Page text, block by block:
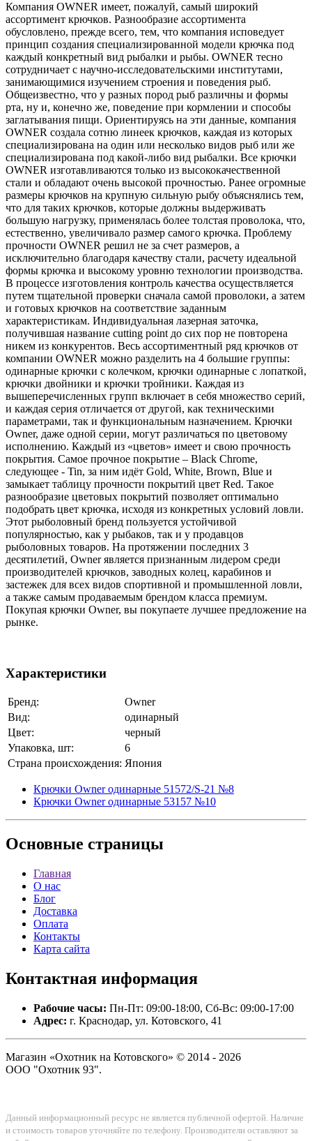
Компания OWNER имеет, пожалуй, самый широкий
ассортимент крючков. Разнообразие ассортимента
обусловлено, прежде всего, тем, что компания исповедует
принцип создания специализированной модели крючка под
каждый конкретный вид рыбалки и рыбы. OWNER тесно
сотрудничает с научно-исследовательскими институтами,
занимающимися изучением строения и поведения рыб.
Общеизвестно, что у разных пород рыб различны и формы
рта, ну и, конечно же, поведение при кормлении и способы
заглатывания пищи. Ориентируясь на эти данные, компания
OWNER создала сотню линеек крючков, каждая из которых
специализирована на один или несколько видов рыб или же
специализирована под какой-либо вид рыбалки. Все крючки
OWNER изготавливаются только из высококачественной
стали и обладают очень высокой прочностью. Ранее огромные
размеры крючков на крупную сильную рыбу объяснялись тем,
что для таких крючков, которые должны выдерживать
большую нагрузку, применялась более толстая проволока, что,
естественно, увеличивало размер самого крючка. Проблему
прочности OWNER решил не за счет размеров, а
исключительно благодаря качеству стали, расчету идеальной
формы крючка и высокому уровню технологии производства.
В процессе изготовления контроль качества осуществляется
путем тщательной проверки сначала самой проволоки, а затем
и готовых крючков на соответствие заданным
характеристикам. Индивидуальная лазерная заточка,
получившая название cutting point до сих пор не повторена
никем из конкурентов. Весь ассортиментный ряд крючков от
компании OWNER можно разделить на 4 большие группы:
одинарные крючки с колечком, крючки одинарные с лопаткой,
крючки двойники и крючки тройники. Каждая из
вышеперечисленных групп включает в себя множество серий,
и каждая серия отличается от другой, как техническими
параметрами, так и функциональным назначением. Крючки
Owner, даже одной серии, могут различаться по цветовому
исполнению. Каждый из «цветов» имеет и свою прочность
покрытия. Самое прочное покрытие – Black Chrome,
следующее - Tin, за ним идёт Gold, White, Brown, Blue и
замыкает таблицу прочности покрытий цвет Red. Такое
разнообразие цветовых покрытий позволяет оптимально
подобрать цвет крючка, исходя из конкретных условий ловли.
Этот рыболовный бренд пользуется устойчивой
популярностью, как у рыбаков, так и у продавцов
рыболовных товаров. На протяжении последних 3
десятилетий, Owner является признанным лидером среди
производителей крючков, заводных колец, карабинов и
застежек для всех видов спортивной и промышленной ловли,
а также самым продаваемым брендом класса премиум.
Покупая крючки Owner, вы покупаете лучшее предложение на
рынке.
Характеристики
Бренд:
Owner
Вид:
одинарный
Цвет:
черный
Упаковка, шт:
6
Страна происхождения: Япония
Крючки Owner одинарные 51572/S-21 №8
Крючки Owner одинарные 53157 №10
Основные страницы
Главная
О нас
Блог
Доставка
Оплата
Контакты
Карта сайта
Контактная информация
Рабочие часы: Пн-Пт: 09:00-18:00, Сб-Вс: 09:00-17:00
Адрес: г. Краснодар, ул. Котовского, 41
Магазин «Охотник на Котовского» © 2014 - 2026
ООО "Охотник 93".
Данный информационный ресурс не является публичной офертой. Наличие
и стоимость товаров уточняйте по телефону. Производители оставляют за